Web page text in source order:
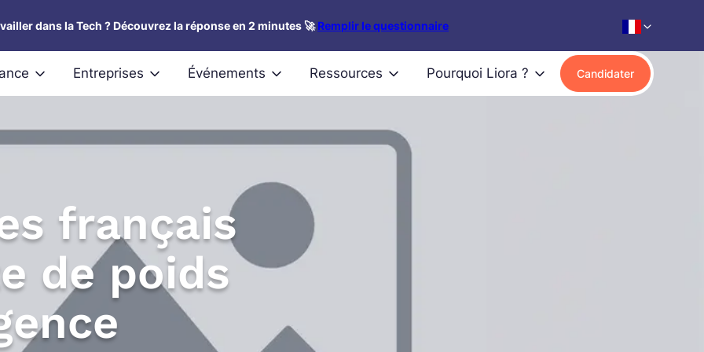
dans la Tech ? Découvrez la réponse en 2 minutes 🚀Remplir le questionnaire
Entreprises Événements Ressources Pourquoi Liora ? Candidater
français
de poids